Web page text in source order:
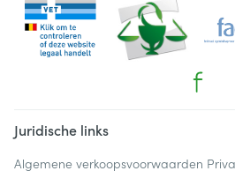
Juridische links
Algemene verkoopsvoorwaarden